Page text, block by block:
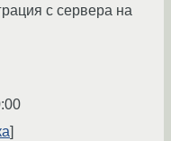
с сервера на